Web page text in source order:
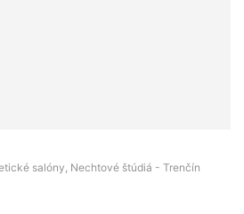
salóny, Nechtové štúdiá - Trenčín